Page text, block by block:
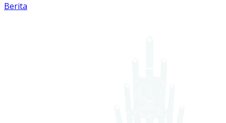
Berita